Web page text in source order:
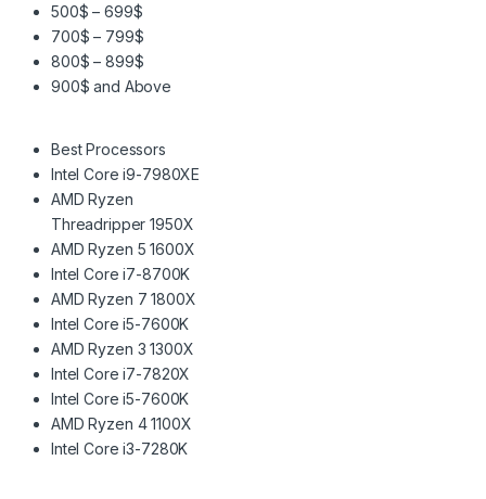
500$ – 699$
700$ – 799$
800$ – 899$
900$ and Above
Best Processors
Intel Core i9-7980XE
AMD Ryzen
Threadripper 1950X
AMD Ryzen 5 1600X
Intel Core i7-8700K
AMD Ryzen 7 1800X
Intel Core i5-7600K
AMD Ryzen 3 1300X
Intel Core i7-7820X
Intel Core i5-7600K
AMD Ryzen 4 1100X
Intel Core i3-7280K